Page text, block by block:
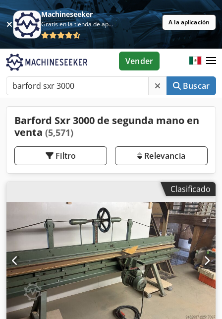
Machineseeker
Gratis en la tienda de aplicaciones A la aplicación
Buscar
Vender
Barford Sxr 3000 de segunda mano en
venta (5,571)
Filtro Relevancia
Clasificado